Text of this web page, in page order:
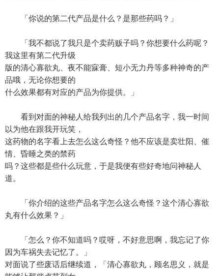
「你说的第二代产品是什么？是那些药吗？」
「我不都说了我只是个卖药贩子吗？你想要什么药呢？
我这里有第二代升级
版的清心寡欲丸、夜不能寐膏、短小无力丹等多种神奇的产
品哦，无论你想要的
什么效果都有对应的产品为你提供。」
看到对面的神秘人给我列出的几个产品名字，我一时间
以为他在跟我开玩笑，
这药物的名字看上去怎么这么奇怪？他不应该是卖壮阳、催
情、昏睡之类的禁药
吗？这些都是些什么玩意，于是我便有些好奇地问神秘人
道。
「你介绍的这些产品名字怎么这么奇怪？这个清心寡欲
丸有什么效果？」
「怎么？你不知道吗？哎呀，不好意思啊，我忘记了你
因为车祸失去记忆了。」
对面说了些废话后继续道，「清心寡欲丸，顾名思义，就是